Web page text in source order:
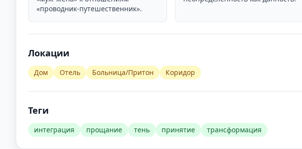
«проводник-путешественник».
Локации
Дом Отель Больница/Притон Коридор
Теги
интеграция прощание тень принятие трансформация